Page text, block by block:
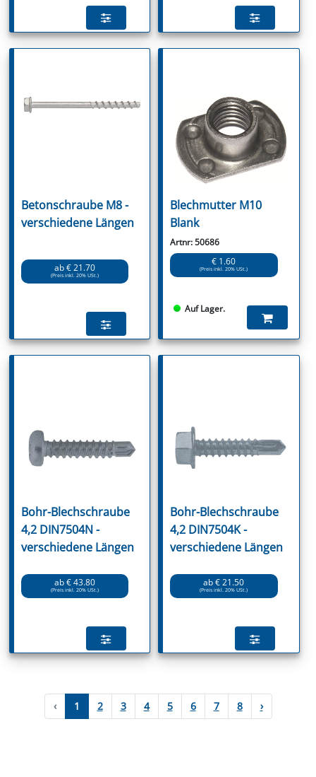
Betonschraube M8 -
verschiedene Längen
ab € 21.70
(Preis inkl. 20% USt.)
Blechmutter M10
Blank
Artnr: 50686
€ 1.60
(Preis inkl. 20% USt.)
Auf Lager.
Bohr-Blechschraube
4,2 DIN7504N -
verschiedene Längen
ab € 43.80
(Preis inkl. 20% USt.)
Bohr-Blechschraube
4,2 DIN7504K -
verschiedene Längen
ab € 21.50
(Preis inkl. 20% USt.)
‹ 1 2 3 4 5 6 7 8 ›